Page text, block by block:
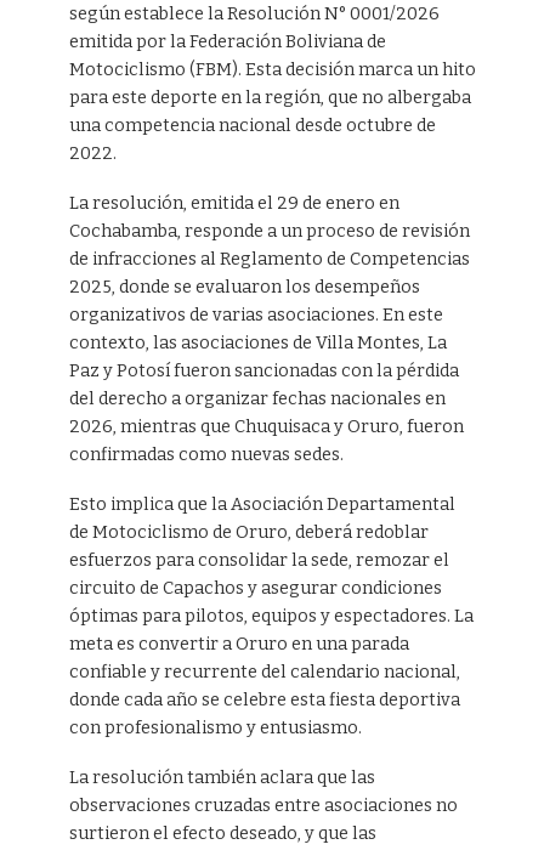
según establece la Resolución N° 0001/2026
emitida por la Federación Boliviana de
Motociclismo (FBM). Esta decisión marca un hito
para este deporte en la región, que no albergaba
una competencia nacional desde octubre de
2022.
La resolución, emitida el 29 de enero en
Cochabamba, responde a un proceso de revisión
de infracciones al Reglamento de Competencias
2025, donde se evaluaron los desempeños
organizativos de varias asociaciones. En este
contexto, las asociaciones de Villa Montes, La
Paz y Potosí fueron sancionadas con la pérdida
del derecho a organizar fechas nacionales en
2026, mientras que Chuquisaca y Oruro, fueron
confirmadas como nuevas sedes.
Esto implica que la Asociación Departamental
de Motociclismo de Oruro, deberá redoblar
esfuerzos para consolidar la sede, remozar el
circuito de Capachos y asegurar condiciones
óptimas para pilotos, equipos y espectadores. La
meta es convertir a Oruro en una parada
confiable y recurrente del calendario nacional,
donde cada año se celebre esta fiesta deportiva
con profesionalismo y entusiasmo.
La resolución también aclara que las
observaciones cruzadas entre asociaciones no
surtieron el efecto deseado, y que las